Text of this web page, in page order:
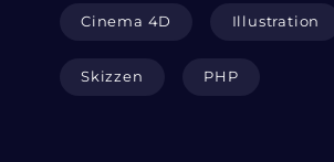
Cinema 4D Illustration
Skizzen PHP